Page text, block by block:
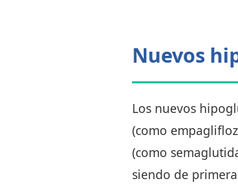
Nuevos
Los nuevos
(como
(como
siendo de